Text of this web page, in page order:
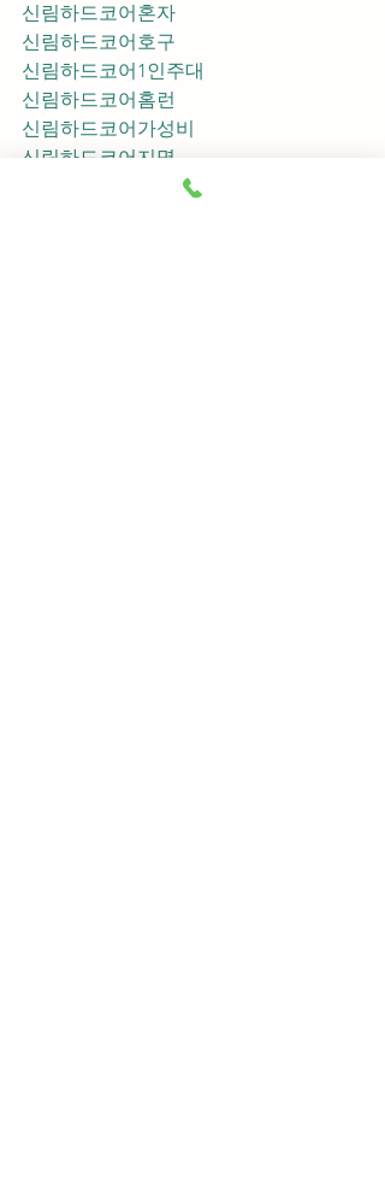
신림하드코어혼자
신림하드코어호구
신림하드코어1인주대
신림하드코어홈런
신림하드코어가성비
신림하드코어지명
신림하드코어차이사